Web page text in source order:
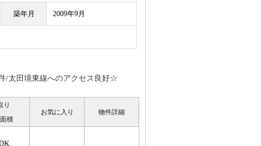
築年月 2009年9月
/太田境東線へのアクセス良好☆
り
積
お気に入り 物件詳細